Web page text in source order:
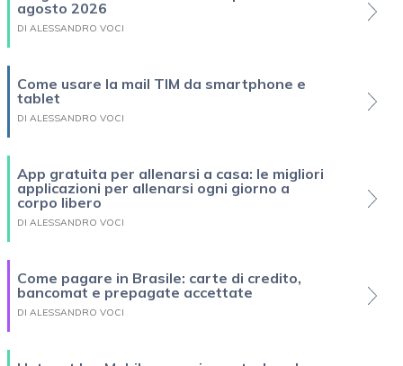
agosto 2026
DI ALESSANDRO VOCI
Come usare la mail TIM da smartphone e
tablet
DI ALESSANDRO VOCI
App gratuita per allenarsi a casa: le migliori
applicazioni per allenarsi ogni giorno a
corpo libero
DI ALESSANDRO VOCI
Come pagare in Brasile: carte di credito,
bancomat e prepagate accettate
DI ALESSANDRO VOCI